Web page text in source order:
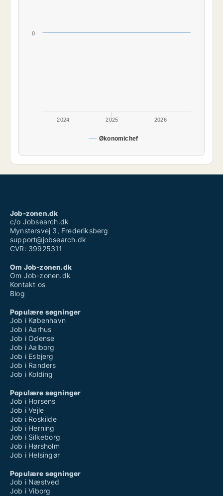
Økonomichef
2024 2025 2026
0
Job-zonen.dk
c/o Jobsearch.dk
Mynstersvej 3, Frederiksberg
support@jobsearch.dk
CVR: 39925311
Om Job-zonen.dk
Om Job-zonen.dk
Kontakt os
Blog
Populære søgninger
Job i København
Job i Aarhus
Job i Odense
Job i Aalborg
Job i Esbjerg
Job i Randers
Job i Kolding
Populære søgninger
Job i Horsens
Job i Vejle
Job i Roskilde
Job i Herning
Job i Silkeborg
Job i Hørsholm
Job i Helsingør
Populære søgninger
Job i Næstved
Job i Viborg